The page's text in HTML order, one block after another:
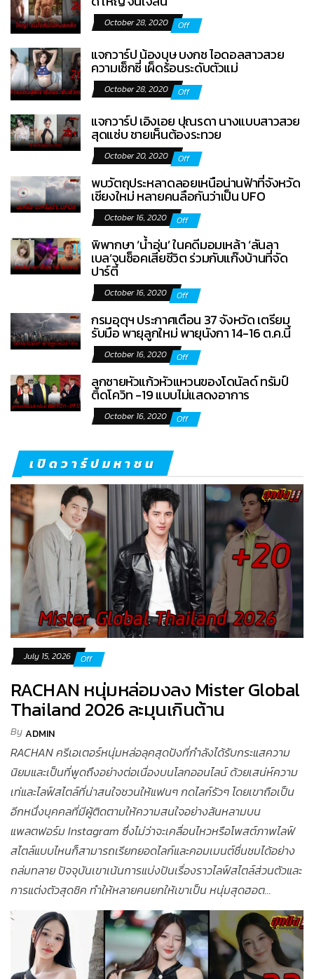
October 28, 2020 Off
แจกวาร์ป น้องบุษ บงกช ไอดอลสาวสวย
ความเซ็กซี่ เผ็ดร้อนระดับตัวแม่
October 28, 2020 Off
แจกวาร์ป เอิงเอย ปุณรดา นางแบบสาวสวย
สุดแซ่บ ชายเห็นต้องระทวย
October 20, 2020 Off
พบวัตถุประหลาดลอยเหนือน่านฟ้าที่จังหวัด
เชียงใหม่ หลายคนลือกันว่าเป็น UFO
October 16, 2020 Off
พิพากษา ‘น้ำอุ่น’ ในคดีมอมเหล้า ‘ลันลา
เบล’จนช็อคเสียชีวิต ร่วมกับแก๊งบ้านที่จัด
ปาร์ตี้
October 16, 2020 Off
กรมอุตุฯ ประกาศเตือน 37 จังหวัด เตรียม
รับมือ พายุลูกใหม่ พายุนังกา 14-16 ต.ค.นี้
October 16, 2020 Off
ลูกชายหัวแก้วหัวแหวนของโดนัลด์ ทรัมป์
ติดโควิท -19 แบบไม่แสดงอาการ
October 16, 2020 Off
เปิดวาร์ปมหาชน
July 15, 2026 Off
RACHAN หนุ่มหล่อมงลง Mister Global
Thailand 2026 ละมุนเกินต้าน
ByADMIN
RACHAN ครีเอเตอร์หนุ่มหล่อลุคสุดปังที่กำลังได้รับกระแสความ
นิยมและเป็นที่พูดถึงอย่างต่อเนื่องบนโลกออนไลน์ ด้วยเสน่ห์ความ
เท่และไลฟ์สไตล์ที่น่าสนใจชวนให้แฟนๆ กดไลก์รัวๆ โดยเขาถือเป็น
อีกหนึ่งบุคคลที่มีผู้ติดตามให้ความสนใจอย่างล้นหลามบน
แพลตฟอร์ม Instagram ซึ่งไม่ว่าจะเคลื่อนไหวหรือโพสต์ภาพไลฟ์
สไตล์แบบไหนก็สามารถเรียกยอดไลก์และคอมเมนต์ชื่นชมได้อย่าง
ถล่มทลาย ปัจจุบันเขาเน้นการแบ่งปันเรื่องราวไลฟ์สไตล์ส่วนตัวและ
การแต่งตัวสุดชิค ทำให้หลายคนยกให้เขาเป็น หนุ่มสุดฮอต...